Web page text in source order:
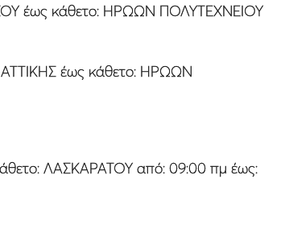
έως κάθετο: ΗΡΩΩΝ ΠΟΛΥΤΕΧΝΕΙΟΥ
έως κάθετο: ΗΡΩΩΝ
ΛΑΣΚΑΡΑΤΟΥ από: 09:00 πμ έως: